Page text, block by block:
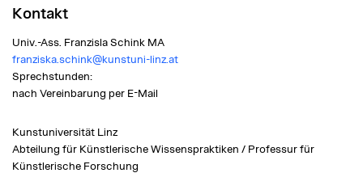
Kontakt
Univ.-Ass. Franzisla Schink MA
franziska.schink@kunstuni-linz.at
Sprechstunden:
nach Vereinbarung per E-Mail
Kunstuniversität Linz
Abteilung für Künstlerische Wissenspraktiken / Professur für
Künstlerische Forschung